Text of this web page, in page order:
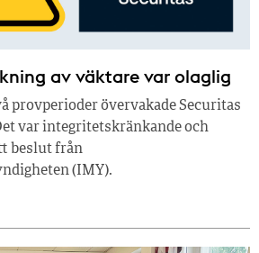
av väktare var olaglig
provperioder övervakade Securitas
var integritetskränkande och
beslut från
(IMY).